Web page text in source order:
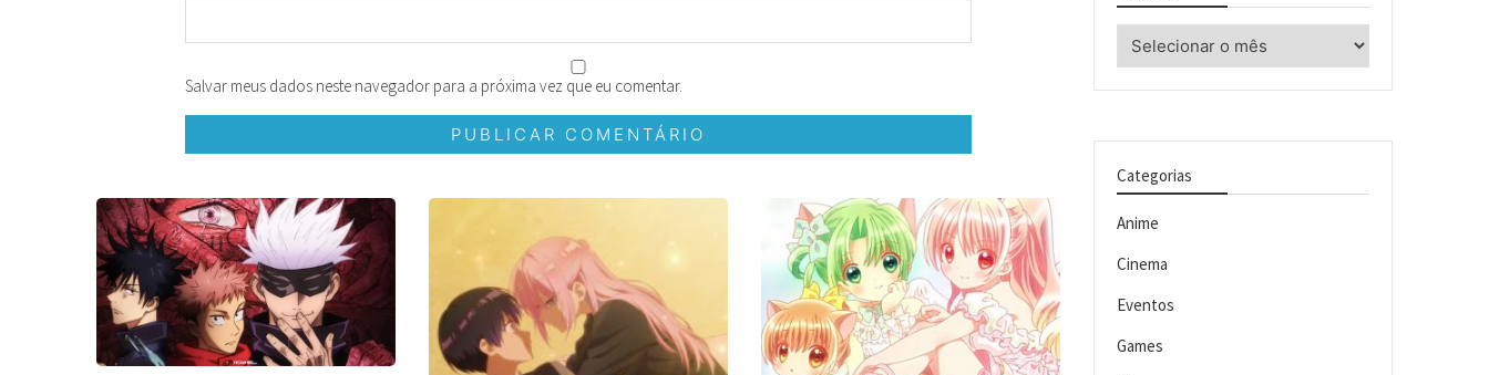
Salvar meus dados neste navegador para a próxima vez que eu comentar.
Arquivos
Categorias
Anime
Cinema
Eventos
Games